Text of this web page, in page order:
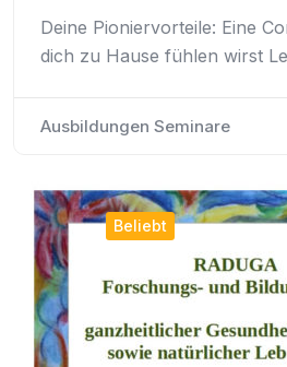
Deine Pioniervorteile: Eine
dich zu Hause fühlen wirst
Ausbildungen Seminare
Beliebt